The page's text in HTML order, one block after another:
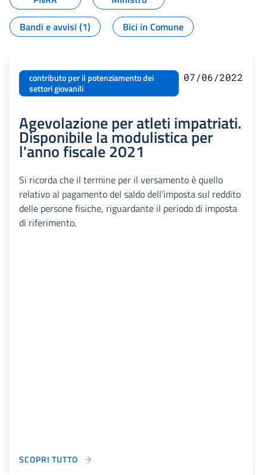
Bandi e avvisi (1)
Bici in Comune
contributo per il potenziamento dei
settori giovanili
07/06/2022
Agevolazione per atleti impatriati.
Disponibile la modulistica per
l'anno fiscale 2021
Si ricorda che il termine per il versamento è quello
relativo al pagamento del saldo dell’imposta sul reddito
delle persone fisiche, riguardante il periodo di imposta
di riferimento.
SCOPRI TUTTO